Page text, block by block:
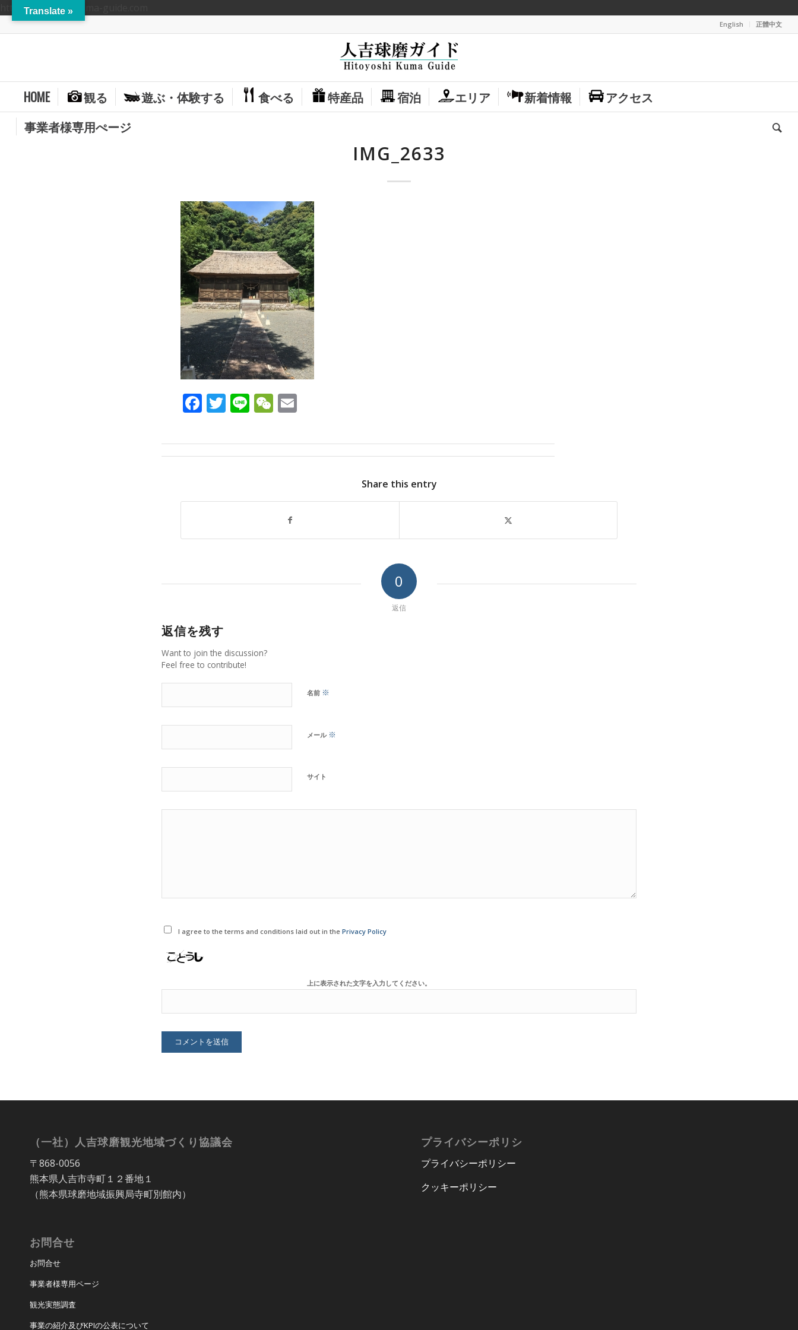
https://hitoyoshikuma-guide.com
English 正體中文
HOME 観る 遊ぶ・体験する 食べる 特産品 宿泊 エリア 新着情報
アクセス
事業者様専用ぺージ
IMG_2633
Facebook
Twitter
LineWeChat
Share this entry
0
返信
返信を残す
Want to join the discussion?
Feel free to contribute!
名前 ※
メール ※
サイト
I agree to the terms and conditions laid out in the Privacy Policy
上に表示された文字を入力してください。
（一社）人吉球磨観光地域づくり協議会
〒868-0056
熊本県人吉市寺町１２番地１
（熊本県球磨地域振興局寺町別館内）
お問合せ
お問合せ
事業者様専用ページ
観光実態調査
事業の紹介及びKPIの公表について
プライバシーポリシ
プライバシーポリシー
クッキーポリシー
Translate »